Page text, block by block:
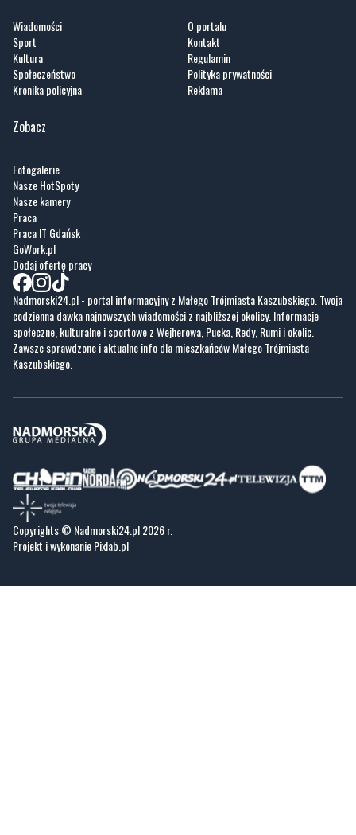
Wiadomości
Sport
Kultura
Społeczeństwo
Kronika policyjna
O portalu
Kontakt
Regulamin
Polityka prywatności
Reklama
Zobacz
Fotogalerie
Nasze HotSpoty
Nasze kamery
Praca
Praca IT Gdańsk
GoWork.pl
Dodaj ofertę pracy
Nadmorski24.pl - portal informacyjny z Małego Trójmiasta Kaszubskiego. Twoja
codzienna dawka najnowszych wiadomości z najbliższej okolicy. Informacje
społeczne, kulturalne i sportowe z Wejherowa, Pucka, Redy, Rumi i okolic.
Zawsze sprawdzone i aktualne info dla mieszkańców Małego Trójmiasta
Kaszubskiego.
Copyrights © Nadmorski24.pl 2026 r.
Projekt i wykonaniePixlab.pl